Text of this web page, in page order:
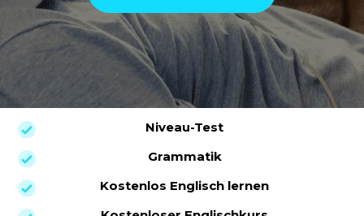
Niveau-Test
Grammatik
Kostenlos Englisch lernen